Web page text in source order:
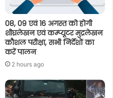
08, 09 एवं 16 अगस्त को होगी
शीघ्रलेखन एवं कम्प्यूटर मुद्रलेखन
कौशल परीक्षा, सभी निर्देशों का
करें पालन
2 hours ago